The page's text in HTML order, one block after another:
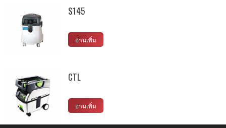
S145
อ่านเพิ่ม
CTL
อ่านเพิ่ม